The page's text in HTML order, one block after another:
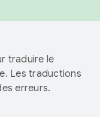
traduire le
Les traductions
erreurs.